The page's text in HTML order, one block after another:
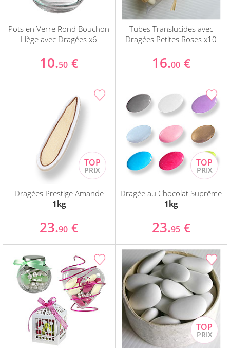
Pots en Verre Rond Bouchon
Liège avec Dragées x6
10.50 €
Tubes Translucides avec
Dragées Petites Roses x10
16.00 €
Dragées Prestige Amande
1kg
23.90 €
Dragée au Chocolat Suprême
1kg
23.95 €